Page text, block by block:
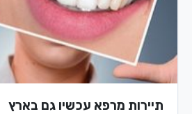
תיירות מרפא עכשיו גם בארץ